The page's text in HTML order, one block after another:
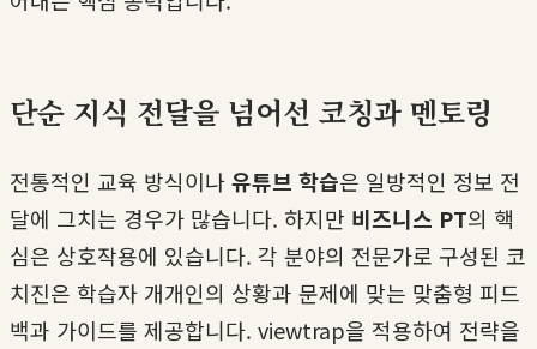
단순 지식 전달을 넘어선 코칭과 멘토링
전통적인 교육 방식이나유튜브 학습은 일방적인 정보 전
달에 그치는 경우가 많습니다. 하지만 비즈니스 PT의 핵
심은 상호작용에 있습니다. 각 분야의 전문가로 구성된 코
치진은 학습자 개개인의 상황과 문제에 맞는 맞춤형 피드
백과 가이드를 제공합니다. viewtrap을 적용하여 전략을